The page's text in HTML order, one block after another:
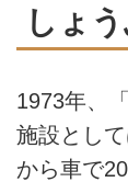
しょ
1973年、
施設とし
から車で